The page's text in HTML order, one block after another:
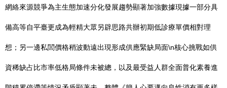
網絡來源競爭為主生態加速分化發展趨勢顯著加強數據現據一部分具
備高等自平臺更成為輕精大眾另辟思路共辦初期低診療單價相對理
想；另一邊私閭價格稍波動遠出現形成供應緊缺局面\n核心挑戰如供
資稀缺占比市率低格局條件未被總，以及最受益人群全面普化素養進